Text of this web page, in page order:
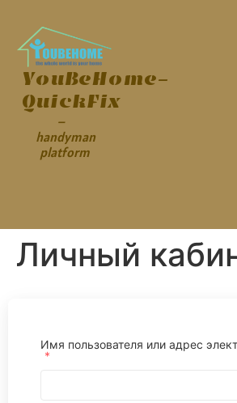
–
handyman
platform
YouBeHome-
QuickFix
Личный
Имя пользователя или адрес
*